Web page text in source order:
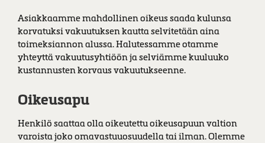
Asiakkaamme mahdollinen oikeus saada kulunsa
korvatuksi vakuutuksen kautta selvitetään aina
toimeksiannon alussa. Halutessamme otamme
yhteyttä vakuutusyhtiöön ja selviämme kuuluuko
kustannusten korvaus vakuutukseenne.
Oikeusapu
Henkilö saattaa olla oikeutettu oikeusapuun valtion
varoista joko omavastuuosuudella tai ilman. Olemme